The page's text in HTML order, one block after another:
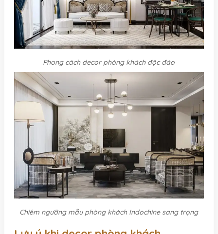
Phong cách decor phòng khách độc đáo
Chiêm ngưỡng mẫu phòng khách Indochine sang trọng